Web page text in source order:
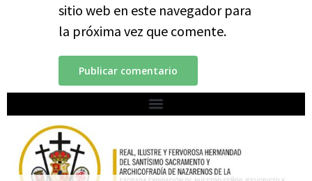
sitio web en este navegador para
la próxima vez que comente.